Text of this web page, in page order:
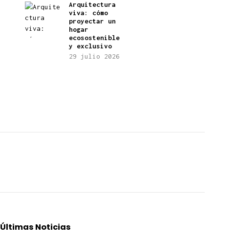
Arquitectura
viva: cómo
proyectar un
hogar
ecosostenible
y exclusivo
29 julio 2026
Últimas Noticias